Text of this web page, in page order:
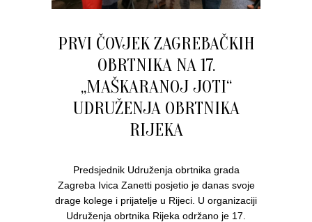
PRVI ČOVJEK ZAGREBAČKIH
OBRTNIKA NA 17.
„MAŠKARANOJ JOTI“
UDRUŽENJA OBRTNIKA
RIJEKA
Predsjednik Udruženja obrtnika grada
Zagreba Ivica Zanetti posjetio je danas svoje
drage kolege i prijatelje u Rijeci. U organizaciji
Udruženja obrtnika Rijeka održano je 17.